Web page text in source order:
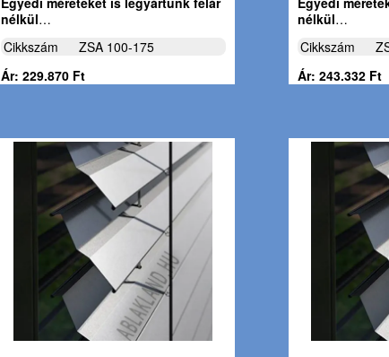
nélkül…
Cikkszám
ZSA 100-175
Ár: 229.870 Ft
nélkül…
Cikkszám
Ár: 243.332 Ft